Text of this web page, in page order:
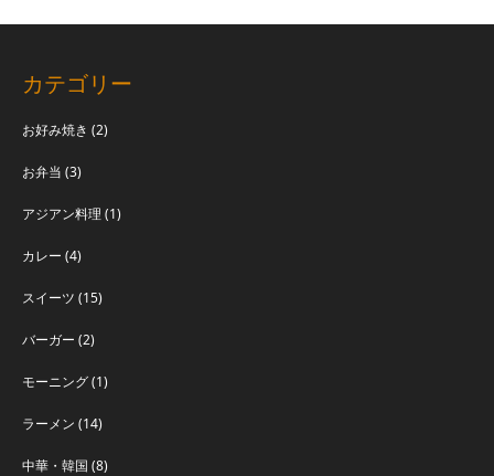
カテゴリー
お好み焼き (2)
お弁当 (3)
アジアン料理 (1)
カレー (4)
スイーツ (15)
バーガー (2)
モーニング(1)
ラーメン (14)
中華・韓国 (8)